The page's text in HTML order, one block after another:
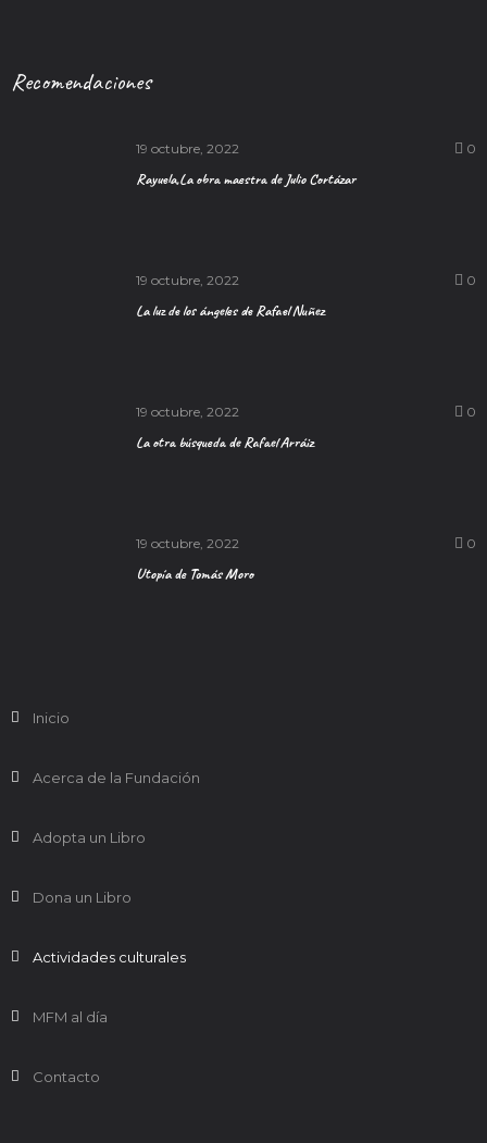
Recomendaciones
19 octubre, 2022 0
Rayuela,La obra maestra de Julio Cortázar
19 octubre, 2022 0
La luz de los ángeles de Rafael Nuñez
19 octubre, 2022 0
La otra búsqueda de Rafael Arráiz
19 octubre, 2022 0
Utopía de Tomás Moro
Inicio
Acerca de la Fundación
Adopta un Libro
Dona un Libro
Actividades culturales
MFM al día
Contacto